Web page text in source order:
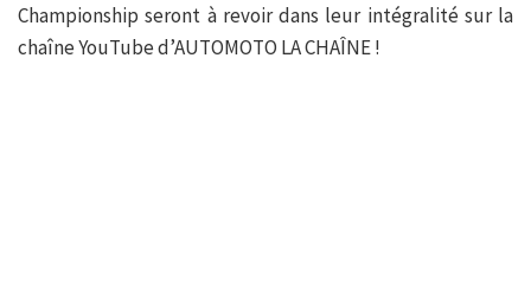
Championship seront à revoir dans leur intégralité sur la
chaîne YouTube d’AUTOMOTO LA CHAÎNE !